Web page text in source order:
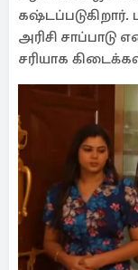
அரிசி சாப்பாடு
சரியாக